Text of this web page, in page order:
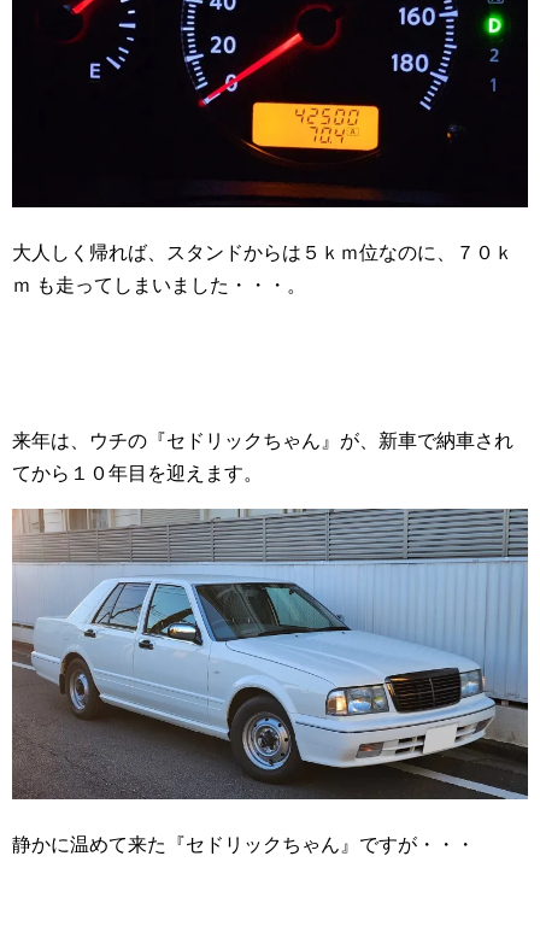
大人しく帰れば、スタンドからは５ｋｍ位なのに、７０ｋ
ｍ も走ってしまいました・・・。
来年は、ウチの『セドリックちゃん』が、新車で納車され
てから１０年目を迎えます。
静かに温めて来た『セドリックちゃん』ですが・・・